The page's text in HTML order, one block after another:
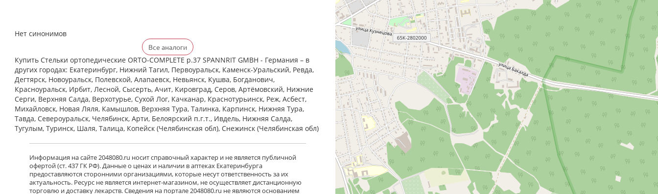
Нет синонимов
Все аналоги
Купить Стельки ортопедические ORTO-COMPLETE р.37 SPANNRIT GMBH - Германия – в
других городах: Екатеринбург, Нижний Тагил, Первоуральск, Каменск-Уральский, Ревда,
Дегтярск, Новоуральск, Полевской, Алапаевск, Невьянск, Кушва, Богданович,
Красноуральск, Ирбит, Лесной, Сысерть, Ачит, Кировград, Серов, Артёмовский, Нижние
Cерги, Верхняя Салда, Верхотурье, Сухой Лог, Качканар, Краснотурьинск, Реж, Асбест,
Михайловск, Новая Ляля, Камышлов, Верхняя Тура, Талинка, Карпинск, Нижняя Тура,
Тавда, Североуральск, Челябинск, Арти, Белоярский п.г.т., Ивдель, Нижняя Салда,
Тугулым, Туринск, Шаля, Талица, Копейск (Челябинская обл), Снежинск (Челябинская обл)
Информация на сайте 2048080.ru носит справочный характер и не является публичной
офертой (ст. 437 ГК РФ). Данные о ценах и наличии в аптеках Екатеринбурга
предоставляются сторонними организациями, которые несут ответственность за их
актуальность. Ресурс не является интернет-магазином, не осуществляет дистанционную
торговлю и доставку лекарств. Сведения на портале 2048080.ru не являются основанием